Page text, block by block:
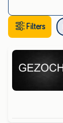
Filters